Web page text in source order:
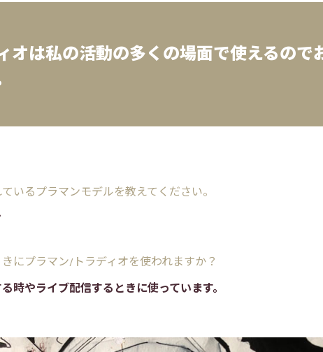
オは私の活動の多くの場面で使えるので
いるプラマンモデルを教えてください。
にプラマン/トラディオを使われますか？
時やライブ配信するときに使っています。